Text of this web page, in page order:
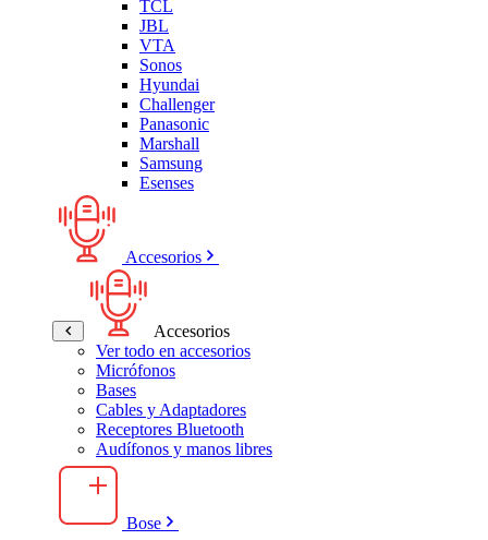
TCL
JBL
VTA
Sonos
Hyundai
Challenger
Panasonic
Marshall
Samsung
Esenses
Accesorios
Accesorios
Ver todo en accesorios
Micrófonos
Bases
Cables y Adaptadores
Receptores Bluetooth
Audífonos y manos libres
Bose